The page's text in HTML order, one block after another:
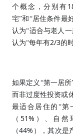
个概念，分别有
宅”和“居住条件最
认为“适合与老人一
认为“每年有2/3的
如果定义“第一居
而非过度性投资或
最适合居住的“第
（ 51% ）、自然
（44% ），其次是